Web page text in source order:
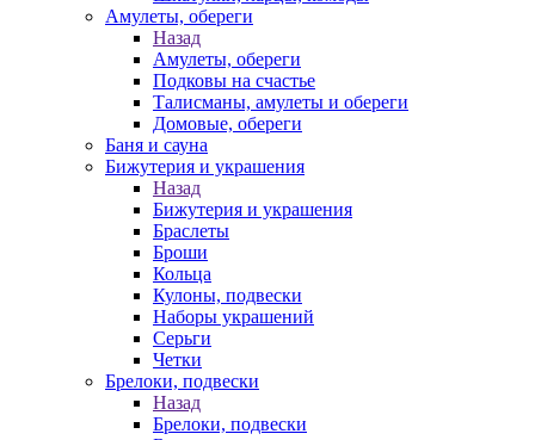
Амулеты, обереги
Назад
Амулеты, обереги
Подковы на счастье
Талисманы, амулеты и обереги
Домовые, обереги
Баня и сауна
Бижутерия и украшения
Назад
Бижутерия и украшения
Браслеты
Броши
Кольца
Кулоны, подвески
Наборы украшений
Серьги
Четки
Брелоки, подвески
Назад
Брелоки, подвески